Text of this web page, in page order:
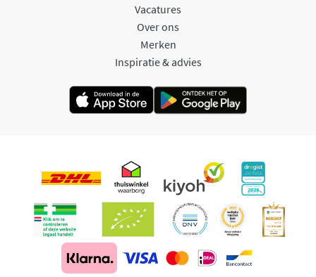
Vacatures
Over ons
Merken
Inspiratie & advies